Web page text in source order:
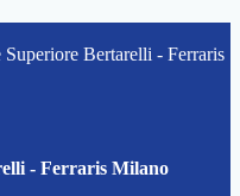
Bertarelli - Ferraris
- Ferraris Milano